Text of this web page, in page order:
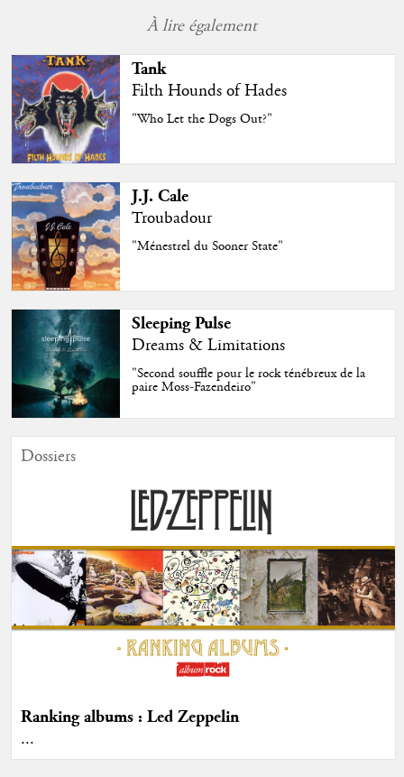
À lire également
Tank
Filth Hounds of Hades
"Who Let the Dogs Out?"
J.J. Cale
Troubadour
"Ménestrel du Sooner State"
Sleeping Pulse
Dreams & Limitations
"Second souffle pour le rock ténébreux de la
paire Moss-Fazendeiro"
Dossiers
Ranking albums : Led Zeppelin
...